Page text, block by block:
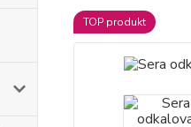
TOP produkt